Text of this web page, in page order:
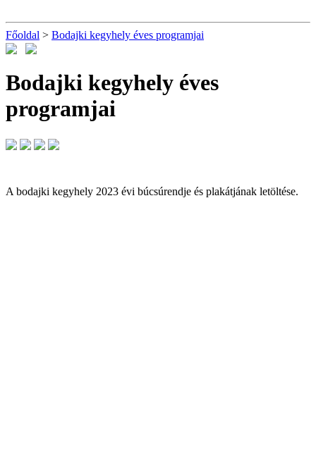
Főoldal > Bodajki kegyhely éves programjai
Bodajki kegyhely éves
programjai
A bodajki kegyhely 2023 évi búcsúrendje és plakátjának letöltése.